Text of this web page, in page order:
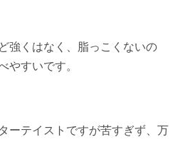
強くはなく、脂っこくないの
やすいです。
ーテイストですが苦すぎず、万